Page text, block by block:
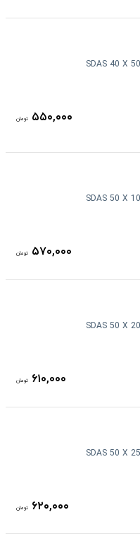
۵۵۰,۰۰۰ تومان
۵۷۰,۰۰۰ تومان
۶۱۰,۰۰۰ تومان
۶۲۰,۰۰۰ تومان